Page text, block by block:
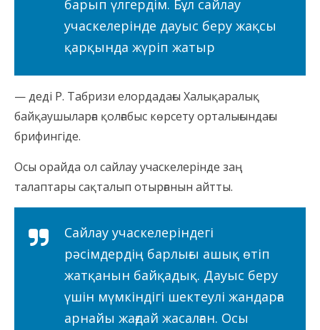
барып үлгердім. Бұл сайлау
учаскелерінде дауыс беру жақсы
қарқында жүріп жатыр
— деді Р. Табризи елордадағы Халықаралық
байқаушыларға қолғабыс көрсету орталығындағы
брифингіде.
Осы орайда ол сайлау учаскелерінде заң
талаптары сақталып отырғанын айтты.
Сайлау учаскелеріндегі
рәсімдердің барлығы ашық өтіп
жатқанын байқадық. Дауыс беру
үшін мүмкіндігі шектеулі жандарға
арнайы жағдай жасалған. Осы